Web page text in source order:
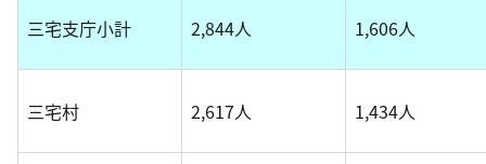
三宅支庁小計 2,844人 1,606人
三宅村 2,617人 1,434人